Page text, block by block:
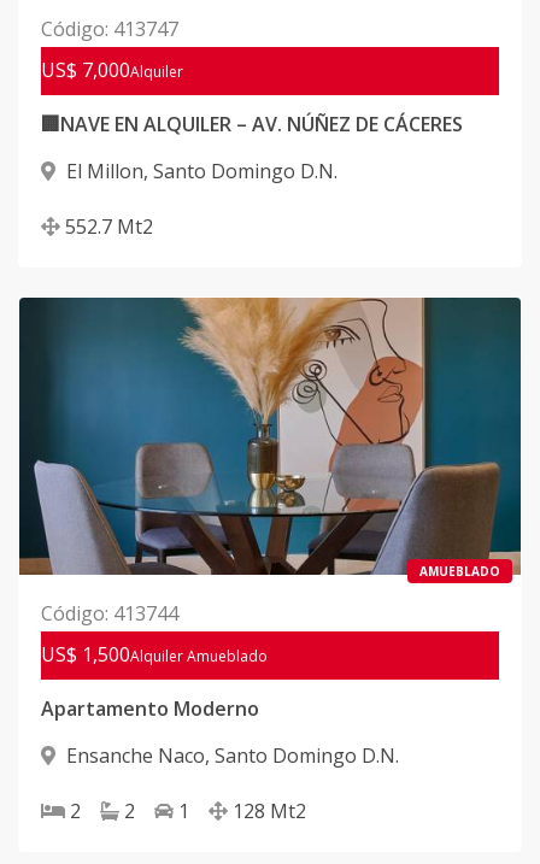
Código: 413747
US$ 7,000Alquiler
🏢NAVE EN ALQUILER – AV. NÚÑEZ DE CÁCERES
El Millon, Santo Domingo D.N.
552.7 Mt2
AMUEBLADO
Código: 413744
US$ 1,500AlquilerAmueblado
Apartamento Moderno
Ensanche Naco, Santo Domingo D.N.
2 2 1 128 Mt2